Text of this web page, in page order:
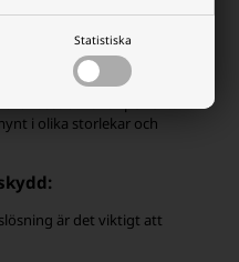
Statistiska
från plast till keramik och
kan de även vara
i olika storlekar och
är det viktigt att